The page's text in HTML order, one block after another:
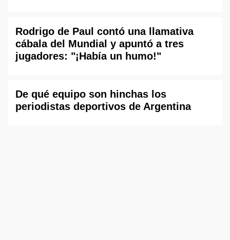
Rodrigo de Paul contó una llamativa
cábala del Mundial y apuntó a tres
jugadores: "¡Había un humo!"
De qué equipo son hinchas los
periodistas deportivos de Argentina